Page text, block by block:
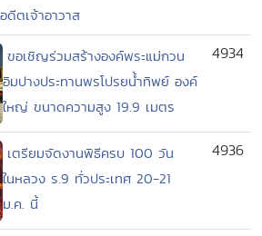
ตเจ้าอาวาส
ขอเชิญร่วมสร้างองค์พระแม่กวน
อิมปางประทานพรโปรยน้ำทิพย์ องค์
ใหญ่ ขนาดความสูง 19.9 เมตร
4934
เตรียมจัดงานพิธีครบ 100 วัน
ในหลวง ร.9 ทั่วประเทศ 20-21
ม.ค. นี้
4936